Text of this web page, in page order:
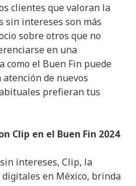
clientes que valoran la
sin intereses son más
sobre otros que no
en una
como el Buen Fin puede
de nuevos
prefieran tus
Clip en el Buen Fin 2024
intereses, Clip, la
en México, brinda